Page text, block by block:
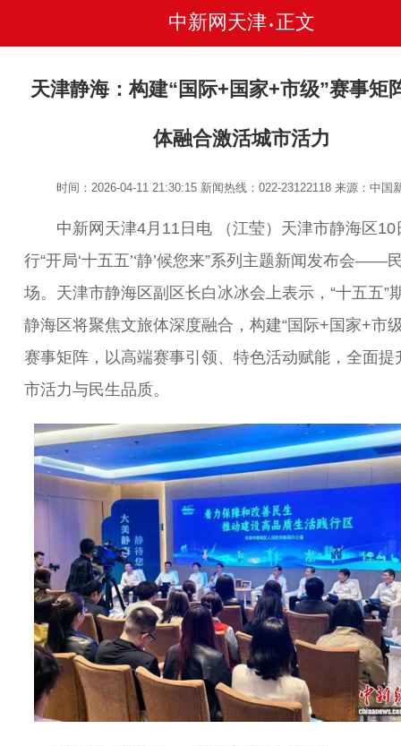
中新网天津 • 正文
天津静海：构建“国际+国家+市级”赛事矩
体融合激活城市活力
时间：2026-04-11 21:30:15 新闻热线：022-23122118来源：中国
中新网天津4月11日电 （江莹）天津市静海区10
行“开局‘十五五’‘静’候您来”系列主题新闻发布会——
场。天津市静海区副区长白冰冰会上表示，“十五五”
静海区将聚焦文旅体深度融合，构建“国际+国家+市
赛事矩阵，以高端赛事引领、特色活动赋能，全面提
市活力与民生品质。